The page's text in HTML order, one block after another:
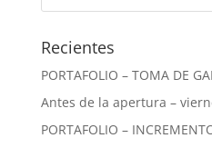
Recientes
PORTAFOLIO – TOMA DE
Antes de la apertura –
PORTAFOLIO –